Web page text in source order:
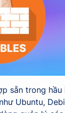
sẵn trong hầu
Ubuntu,